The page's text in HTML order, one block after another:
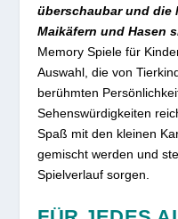
überschaubar und die
Maikäfern und Hasen
Memory Spiele für
Auswahl, die von
berühmten
Sehenswürdigkeiten
Spaß mit den kleinen
gemischt werden und
Spielverlauf sorgen.